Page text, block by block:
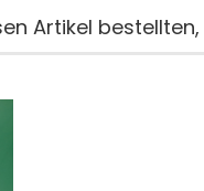
Artikel